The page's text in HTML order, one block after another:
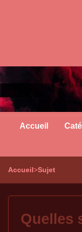
Accueil
Accueil>Sujet
Quelles